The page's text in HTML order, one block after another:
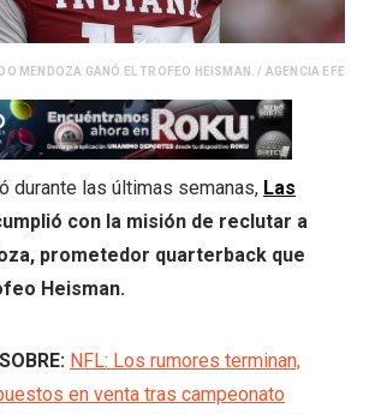
MENDOZA GANÓ EL TROFEO HEISMAN. / AGENCIA EFE
durante las últimas semanas, Las
con la misión de reclutar a
prometedor quarterback que
Heisman.
NFL: Los rumores terminan,
en venta tras campeonato